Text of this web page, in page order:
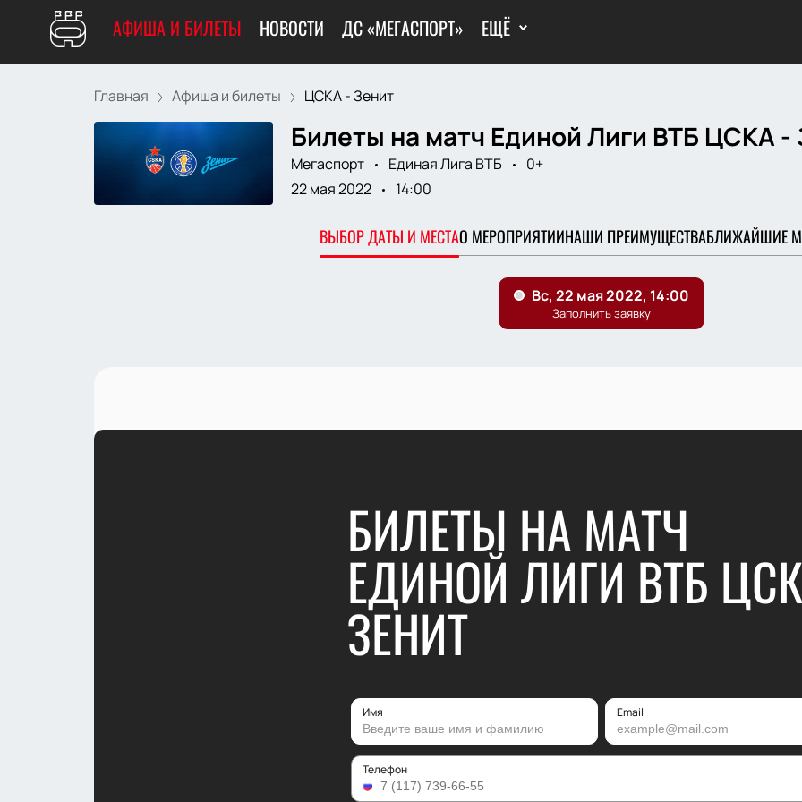
АФИША И БИЛЕТЫ НОВОСТИ ДС «МЕГАСПОРТ» ЕЩЁ
Главная Афиша и билеты ЦСКА - Зенит
Билеты на матч Единой Лиги ВТБ ЦСКА -
Мегаспорт Единая Лига ВТБ
0+
22 мая 2022
14:00
ВЫБОР ДАТЫ И МЕСТАО МЕРОПРИЯТИИНАШИ ПРЕИМУЩЕСТВАБЛИЖАЙШИЕ
БИЛЕТЫ НА МАТЧ
ЕДИНОЙ ЛИГИ ВТБ
ЗЕНИТ
Имя Email
Телефон